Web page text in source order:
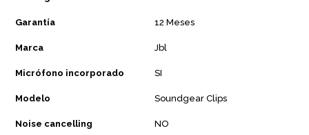
Garantía 12 Meses
Marca Jbl
Micrófono incorporado SI
Modelo Soundgear Clips
Noise cancelling NO